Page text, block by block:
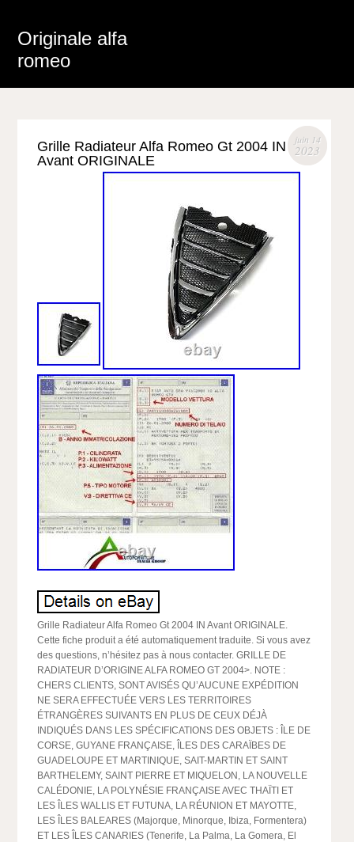
Originale alfa
romeo
juin 14
2023
Grille Radiateur Alfa Romeo Gt 2004 IN
Avant ORIGINALE
Grille Radiateur Alfa Romeo Gt 2004 IN Avant ORIGINALE.
Cette fiche produit a été automatiquement traduite. Si vous avez
des questions, n’hésitez pas à nous contacter. GRILLE DE
RADIATEUR D’ORIGINE ALFA ROMEO GT 2004>. NOTE :
CHERS CLIENTS, SONT AVISÉS QU’AUCUNE EXPÉDITION
NE SERA EFFECTUÉE VERS LES TERRITOIRES
ÉTRANGÈRES SUIVANTS EN PLUS DE CEUX DÉJÀ
INDIQUÉS DANS LES SPÉCIFICATIONS DES OBJETS : ÎLE DE
CORSE, GUYANE FRANÇAISE, ÎLES DES CARAÏBES DE
GUADELOUPE ET MARTINIQUE, SAIT-MARTIN ET SAINT
BARTHELEMY, SAINT PIERRE ET MIQUELON, LA NOUVELLE
CALÉDONIE, LA POLYNÉSIE FRANÇAISE AVEC THAÏTI ET
LES ÎLES WALLIS ET FUTUNA, LA RÉUNION ET MAYOTTE,
LES ÎLES BALEARES (Majorque, Minorque, Ibiza, Formentera)
ET LES ÎLES CANARIES (Tenerife, La Palma, La Gomera, El